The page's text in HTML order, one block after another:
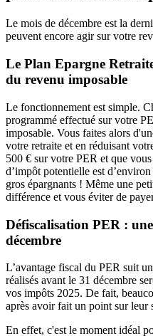
Le mois de décembre est la
peuvent encore agir sur votre
Le Plan Epargne
du revenu imposable
Le fonctionnement est simple.
programmé effectué sur votre
imposable. Vous faites alors
votre retraite et en réduisant
500 € sur votre PER et que
d’impôt potentielle est
gros épargnants ! Même une
différence et vous éviter de
Défiscalisation PER :
décembre
L’avantage fiscal du PER suit
réalisés avant le 31 décembre
vos impôts 2025. De fait,
après avoir fait un point sur leur
En effet, c'est le moment idéal